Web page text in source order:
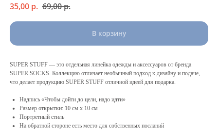
35,00 р. 69,00р.
В корзину
SUPER STUFF — это отдельная линейка одежды и аксессуаров от бренда
SUPER SOCKS. Коллекцию отличает необычный подход к дизайну и подаче,
что делает продукцию SUPER STUFF отличной идеей для подарка.
Надпись «Чтобы дойти до цели, надо идти»
Размер открытки: 10 см х 10 см
Портретный стиль
На обратной стороне есть место для собственных посланий